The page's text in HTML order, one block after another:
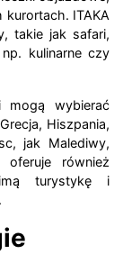
ITAKA
takie jak safari,
kulinarne czy
mogą wybierać
Hiszpania,
jak Malediwy,
oferuje również
turystykę i